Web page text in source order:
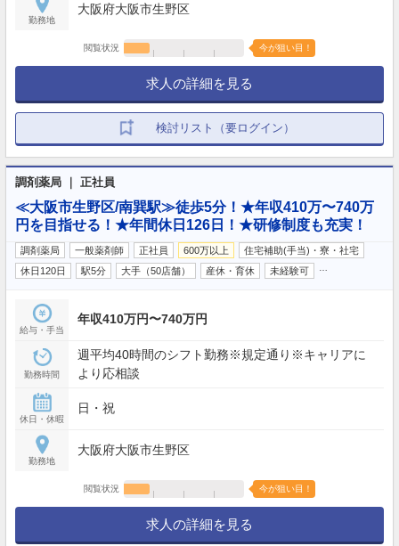
勤務地
大阪府大阪市生野区
閲覧状況 今が狙い目！
求人の詳細を見る
検討リスト（要ログイン）
調剤薬局 ｜ 正社員
≪大阪市生野区/南巽駅≫徒歩5分！★年収410万〜740万
円を目指せる！★年間休日126日！★研修制度も充実！
調剤薬局 一般薬剤師 正社員 600万以上
住宅補助(手当)・寮・社宅
休日120日
駅5分 大手（50店舗） 産休・育休 未経験可
給与・手当
年収410万円〜740万円
勤務時間
週平均40時間のシフト勤務※規定通り※キャリアに
より応相談
休日・休暇
日・祝
勤務地
大阪府大阪市生野区
閲覧状況 今が狙い目！
求人の詳細を見る